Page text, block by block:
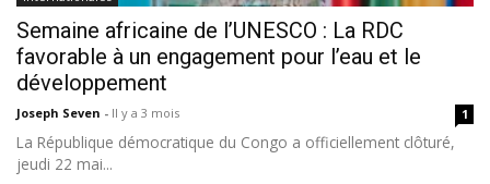
Semaine africaine de l’UNESCO : La RDC
favorable à un engagement pour l’eau et le
développement
Joseph Seven - Il y a 3 mois 1
La République démocratique du Congo a officiellement clôturé,
jeudi 22 mai...